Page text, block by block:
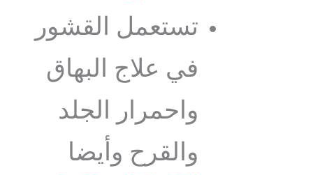
تستعمل القشور
في علاج البهاق
واحمرار الجلد
والقرح وأيضا